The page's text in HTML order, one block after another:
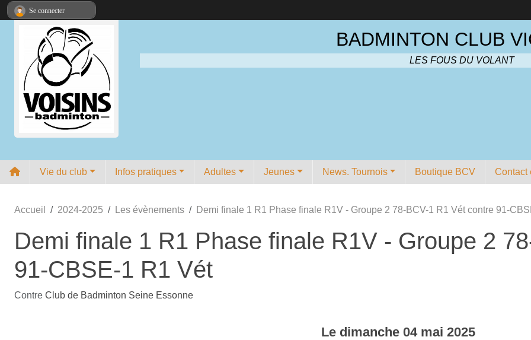
BADMINTON CLUB
LES FOUS DU VOLANT
Vie du club Infos pratiques Adultes Jeunes News. Tournois Boutique BCV Contact
Accueil 2024-2025 Les évènements Demi finale 1 R1 Phase finale R1V - Groupe 2 78-BCV-1 R1 Vét contre 91-
Demi finale 1 R1 Phase finale R1V - Groupe 2
91-CBSE-1 R1 Vét
Contre Club de Badminton Seine Essonne
Le dimanche 04 mai 2025
Se connecter
Panneau de gestion des cookies